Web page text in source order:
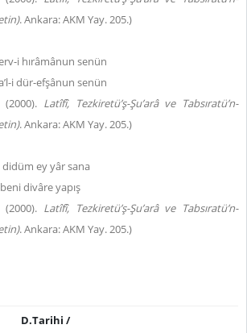
. Ankara: AKM Yay. 205.)
i hırâmânun senün
i dür-efşânun senün
(2000). Latîfî, Tezkiretü’ş-Şu’arâ ve Tabsıratü’n-
. Ankara: AKM Yay. 205.)
didüm ey yâr sana
divâre yapış
(2000). Latîfî, Tezkiretü’ş-Şu’arâ ve Tabsıratü’n-
. Ankara: AKM Yay. 205.)
D.Tarihi /